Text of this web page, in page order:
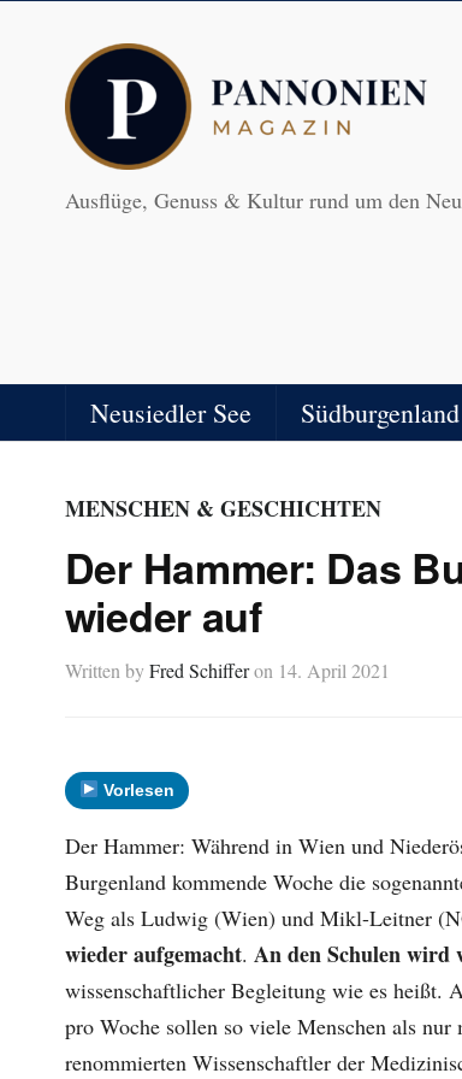
Ausflüge, Genuss & Kultur rund um den
Neusiedler See Südburgenland
MENSCHEN & GESCHICHTEN
Der Hammer: Das
wieder auf
Written byFred Schiffer on 14. April 2021
Vorlesen
Der Hammer: Während in Wien und
Burgenland kommende Woche die
Weg als Ludwig (Wien) und Mikl-Leitner
wieder aufgemacht. An den Schulen wird
wissenschaftlicher Begleitung wie es heißt.
pro Woche sollen so viele Menschen als
renommierten Wissenschaftler der